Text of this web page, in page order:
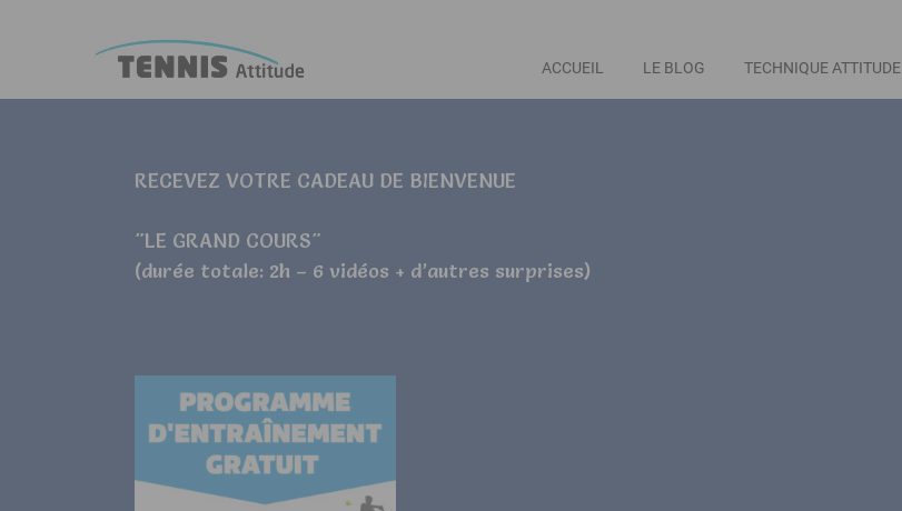
ACCUEIL LE BLOG TECHNIQUE ATTITUDE
RECEVEZ VOTRE CADEAU DE BIENVENUE
"LE GRAND COURS"
(durée totale: 2h – 6 vidéos + d’autres surprises)